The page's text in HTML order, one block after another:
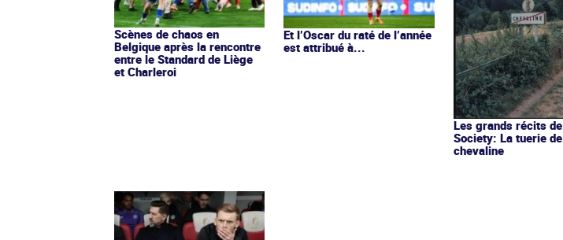
Scènes de chaos en
Belgique après la rencontre
entre le Standard de Liège
et Charleroi
Et l’Oscar du raté de l’année
est attribué à...
Les grands récits de
Society: La tuerie de
chevaline